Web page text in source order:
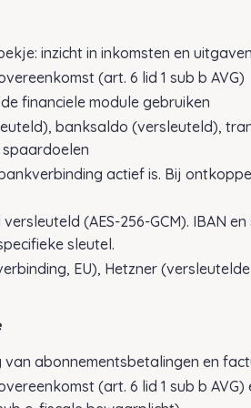
inzicht in inkomsten en
(art. 6 lid 1 sub b AVG)
financiele module gebruiken
banksaldo (versleuteld),
actief is. Bij
(AES-256-GCM). IBAN
sleutel.
EU), Hetzner
van abonnementsbetalingen en
(art. 6 lid 1 sub b